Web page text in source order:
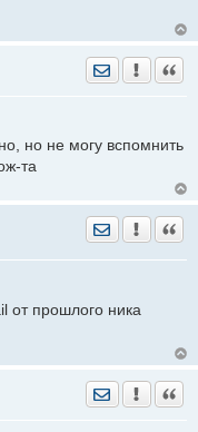
Отправить
но не могу вспомнить
та
Отправить
от прошлого ника
Отправить